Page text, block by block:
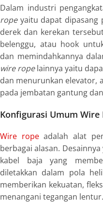
Dalam industri
ropeyaitu dapat dipasang
derek dan kerekan
belenggu, atau hook
dan memindahkannya
wire ropelainnya yaitu
dan menurunkan elevator,
pada jembatan gantung
Konfigurasi Umum Wire
Wire ropeadalah alat
berbagai alasan.
kabel baja yang
diletakkan dalam pola
memberikan kekuatan,
menangani tegangan lentur.